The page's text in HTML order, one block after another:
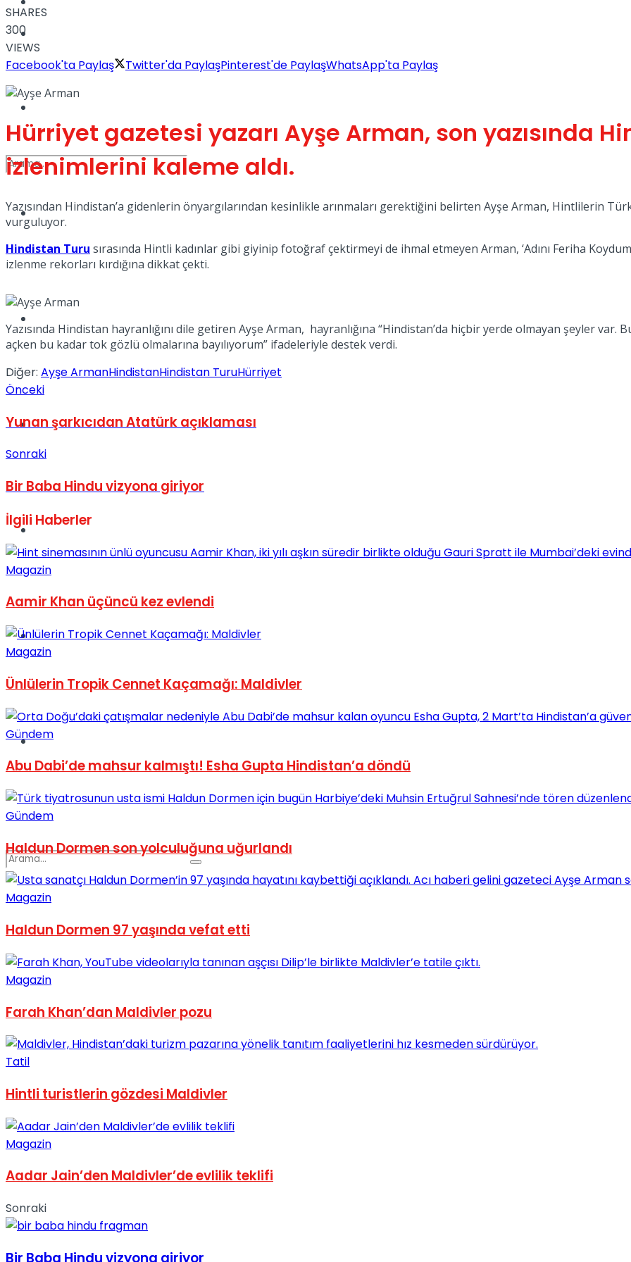
Türkiye
Sinema
Tatil
Spor
Podcast
No Result
View All Result
No Result
SHARES
300
VIEWS
Facebook'ta Paylaş
Twitter'da PaylaşPinterest'de PaylaşWhatsApp'ta Paylaş
Hürriyet gazetesi yazarı Ayşe Arman, son yazısında
izlenimlerini kaleme aldı.
Yazısından Hindistan’a gidenlerin önyargılarından kesinlikle arınmaları gerektiğini belirten Ayşe Arman, Hintlilerin
vurguluyor.
Hindistan Turu sırasında Hintli kadınlar gibi giyinip fotoğraf çektirmeyi de ihmal etmeyen Arman, ‘Adını Feriha
izlenme rekorları kırdığına dikkat çekti.
Yazısında Hindistan hayranlığını dile getiren Ayşe Arman, hayranlığına “Hindistan’da hiçbir yerde olmayan şeyler
açken bu kadar tok gözlü olmalarına bayılıyorum” ifadeleriyle destek verdi.
Diğer: Ayşe ArmanHindistanHindistan TuruHürriyet
Önceki
Yunan şarkıcıdan Atatürk açıklaması
Sonraki
Bir Baba Hindu vizyona giriyor
İlgili Haberler
Magazin
Aamir Khan üçüncü kez evlendi
Magazin
Ünlülerin Tropik Cennet Kaçamağı: Maldivler
Gündem
Abu Dabi’de mahsur kalmıştı! Esha Gupta Hindistan’a döndü
Gündem
Haldun Dormen son yolculuğuna uğurlandı
Magazin
Haldun Dormen 97 yaşında vefat etti
Magazin
Farah Khan’dan Maldivler pozu
Tatil
Hintli turistlerin gözdesi Maldivler
Magazin
Aadar Jain’den Maldivler’de evlilik teklifi
Sonraki
Bir Baba Hindu vizyona giriyor